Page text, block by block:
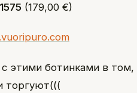
(179,00 €)
этими ботинками в
торгуют(((